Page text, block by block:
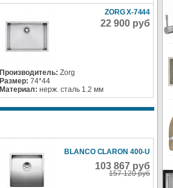
ZORG X-7444
22 900 руб
Производитель: Zorg
Размер: 74*44
Материал:нерж. сталь 1.2 мм
BLANCO CLARON 400-U
103 867 руб
157 120 руб